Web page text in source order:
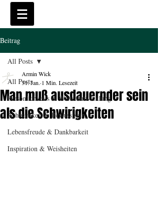
Beitrag
All Posts
Persönlichkeits & Weiterentwicklung
Achtsamkeit & Bewusstsein
Lebensfreude & Dankbarkeit
Inspiration & Weisheiten
All Posts
Man muß ausdauernder sein
als die Schwirigkeiten
Armin Wick
31. Jan. 1 Min. Lesezeit